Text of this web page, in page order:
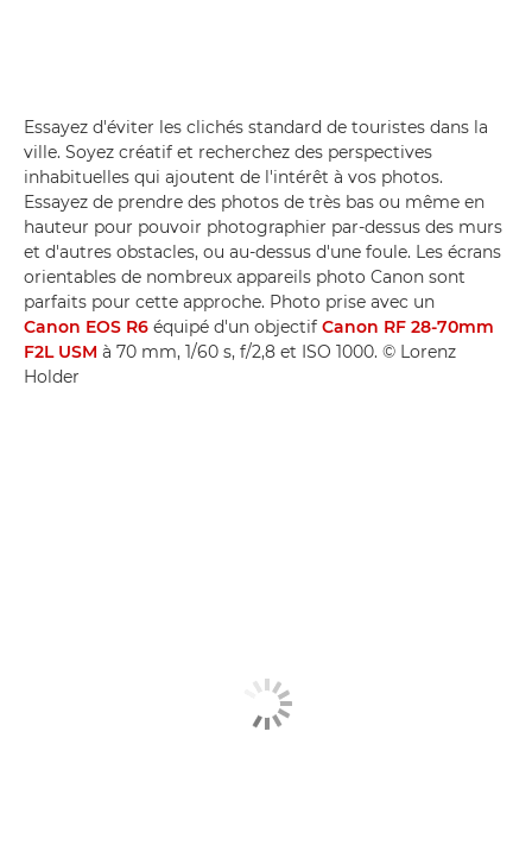
Essayez d'éviter les clichés standard de touristes dans la
ville. Soyez créatif et recherchez des perspectives
inhabituelles qui ajoutent de l'intérêt à vos photos.
Essayez de prendre des photos de très bas ou même en
hauteur pour pouvoir photographier par-dessus des murs
et d'autres obstacles, ou au-dessus d'une foule. Les écrans
orientables de nombreux appareils photo Canon sont
parfaits pour cette approche. Photo prise avec un
Canon EOS R6 équipé d'un objectif Canon RF 28-70mm
F2L USM à 70 mm, 1/60 s, f/2,8 et ISO 1000. © Lorenz
Holder